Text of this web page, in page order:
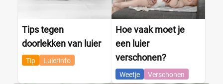
Babydrogist
BigGreenSmile
Bol
▼ +9 meer
Tips tegen
doorlekken van luier
Tip Luierinfo
Hoe vaak moet je
een luier
verschonen?
Weetje Verschonen